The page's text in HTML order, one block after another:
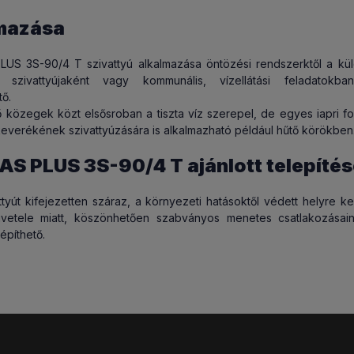
3S-90/4 T szivattyú alkalmazása öntözési rendszerktől a
szivattyújaként vagy kommunális, vízellátási
közegek közt elsősroban a tiszta víz szerepel, de egyes iapri
szivattyúzására is alkalmazható például hűtő körökben.
PLUS 3S-90/4 T ajánlott
kifejezetten száraz, a környezeti hatásoktől védett helyre
miatt, köszönhetően szabványos menetes
:
szivattyúk ismertetőjének letöltése
kg/db
- 14 nap biztonságot nyújtunk!
a megrendelt terméket 14 napon belül indoklás nélkül
- Átláthatóak vagyunk!
éve ugyanott van a boltunk... Minden vásárlásról
hivatalos
, a termékhez mellékeljük a magyar gyártói képviselet által
Nálunk az eredetit veheti meg!